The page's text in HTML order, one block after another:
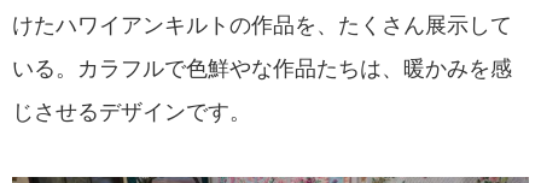
けたハワイアンキルトの作品を、たくさん展示して
いる。カラフルで色鮮やな作品たちは、暖かみを感
じさせるデザインです。